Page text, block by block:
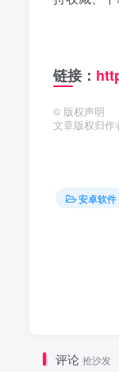
链接：
© 版权声明
文章版权归作
安卓软件
评论 抢沙发